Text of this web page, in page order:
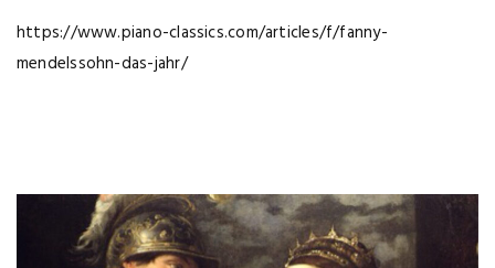
https://www.piano-classics.com/articles/f/fanny-
mendelssohn-das-jahr/